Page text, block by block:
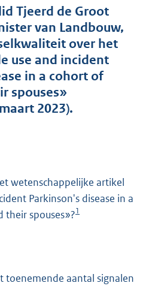
d
s
g
r
o
t
t
b
Tjeerd de Groot
van Landbouw,
over het
use and incident
in a cohort of
spouses»
2023).
wetenschappelijke artikel
Parkinson's disease in a
their spouses»?1
toenemende aantal signalen